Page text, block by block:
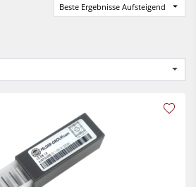
Beste Ergebnisse Aufsteigend